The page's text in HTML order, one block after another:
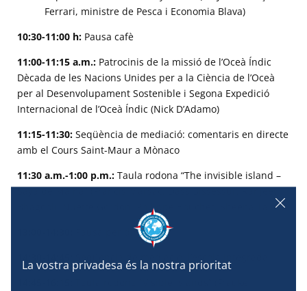
Ferrari, ministre de Pesca i Economia Blava)
10:30-11:00 h: Pausa cafè
11:00-11:15 a.m.: Patrocinis de la missió de l’Oceà Índic
Dècada de les Nacions Unides per a la Ciència de l’Oceà
per al Desenvolupament Sostenible i Segona Expedició
Internacional de l’Oceà Índic (Nick D’Adamo)
11:15-11:30: Seqüència de mediació: comentaris en directe
amb el Cours Saint-Maur a Mònaco
11:30 a.m.-1:00 p.m.: Taula rodona “The invisible island –
Saya de Malha” (Francis Marsac, Dass Bissessur, Ranjeet
Bhagooli, Nuette Gordon, Philippe Bouchet, Sheena Talma)
Pausa per dinar
Seqüència de mediació: l’escola integrada